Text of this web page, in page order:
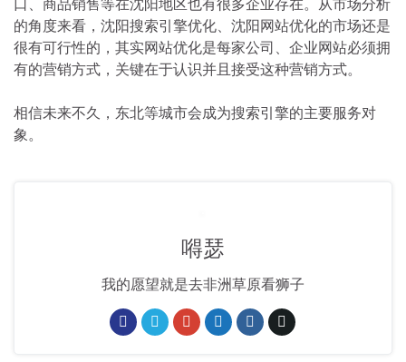
的角度来看，沈阳搜索引擎优化、沈阳网站优化的市场还是
很有可行性的，其实网站优化是每家公司、企业网站必须拥
有的营销方式，关键在于认识并且接受这种营销方式。
相信未来不久，东北等城市会成为搜索引擎的主要服务对
象。
嘚瑟
我的愿望就是去非洲草原看狮子